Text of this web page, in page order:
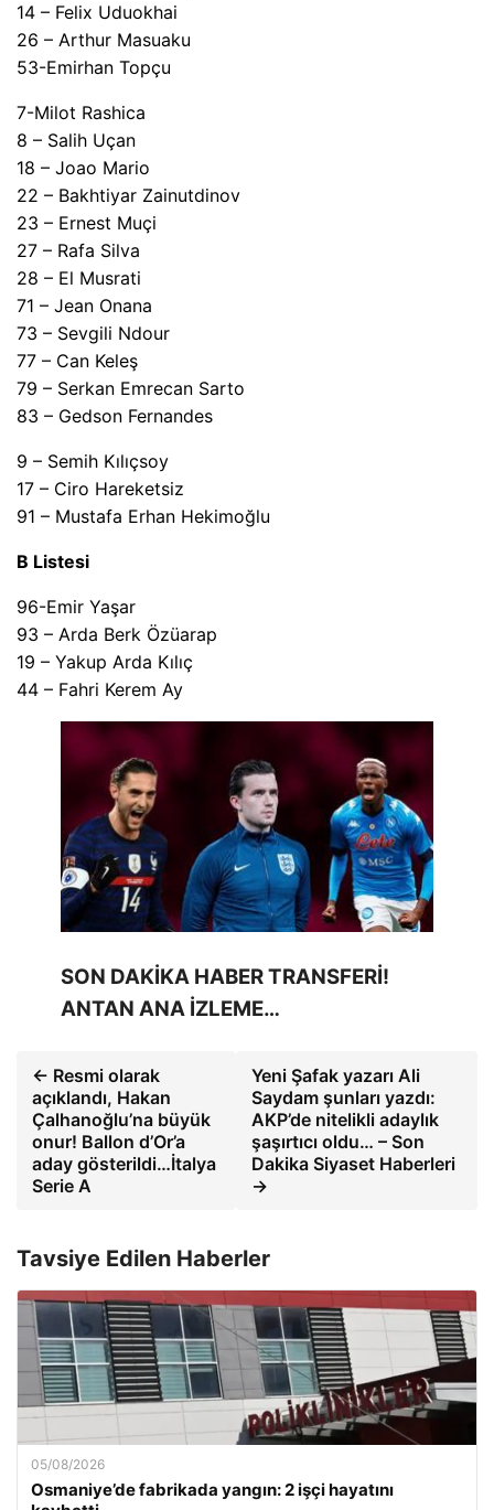
14 – Felix Uduokhai
26 – Arthur Masuaku
53-Emirhan Topçu
7-Milot Rashica
8 – Salih Uçan
18 – Joao Mario
22 – Bakhtiyar Zainutdinov
23 – Ernest Muçi
27 – Rafa Silva
28 – El Musrati
71 – Jean Onana
73 – Sevgili Ndour
77 – Can Keleş
79 – Serkan Emrecan Sarto
83 – Gedson Fernandes
9 – Semih Kılıçsoy
17 – Ciro Hareketsiz
91 – Mustafa Erhan Hekimoğlu
B Listesi
96-Emir Yaşar
93 – Arda Berk Özüarap
19 – Yakup Arda Kılıç
44 – Fahri Kerem Ay
SON DAKİKA HABER TRANSFERİ!
ANTAN ANA İZLEME…
← Resmi olarak
açıklandı, Hakan
Çalhanoğlu’na büyük
onur! Ballon d’Or’a
aday gösterildi…İtalya
Serie A
Yeni Şafak yazarı Ali
Saydam şunları yazdı:
AKP’de nitelikli adaylık
şaşırtıcı oldu… – Son
Dakika Siyaset Haberleri
→
Tavsiye Edilen Haberler
05/08/2026
Osmaniye’de fabrikada yangın: 2 işçi hayatını